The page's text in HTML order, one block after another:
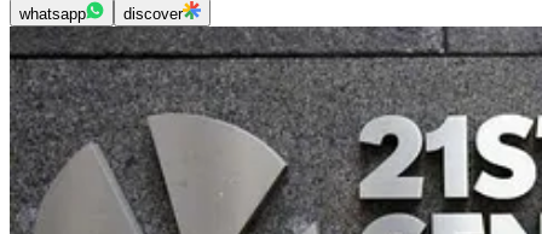
whatsapp discover